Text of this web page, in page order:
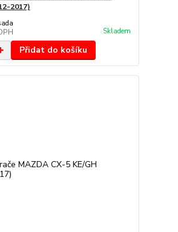
2017)
Skladem
Přidat do košíku